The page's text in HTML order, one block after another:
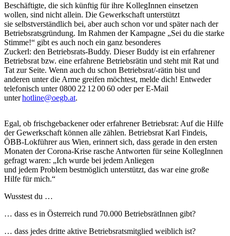
Beschäftigte, die sich künftig für ihre KollegInnen einsetzen
wollen, sind nicht allein. Die Gewerkschaft unterstützt
sie selbstverständlich bei, aber auch schon vor und später nach der
Betriebsratsgründung. Im Rahmen der Kampagne „Sei du die starke
Stimme!“ gibt es auch noch ein ganz besonderes
Zuckerl: den Betriebsrats-Buddy. Dieser Buddy ist ein erfahrener
Betriebsrat bzw. eine erfahrene Betriebsrätin und steht mit Rat und
Tat zur Seite. Wenn auch du schon Betriebsrat/-rätin bist und
anderen unter die Arme greifen möchtest, melde dich! Entweder
telefonisch unter 0800 22 12 00 60 oder per E-Mail
unterhotline@oegb.at.
Egal, ob frischgebackener oder erfahrener Betriebsrat: Auf die Hilfe
der Gewerkschaft können alle zählen. Betriebsrat Karl Findeis,
ÖBB-Lokführer aus Wien, erinnert sich, dass gerade in den ersten
Monaten der Corona-Krise rasche Antworten für seine KollegInnen
gefragt waren: „Ich wurde bei jedem Anliegen
und jedem Problem bestmöglich unterstützt, das war eine große
Hilfe für mich.“
Wusstest du …
… dass es in Österreich rund 70.000 BetriebsrätInnen gibt?
… dass jedes dritte aktive Betriebsratsmitglied weiblich ist?